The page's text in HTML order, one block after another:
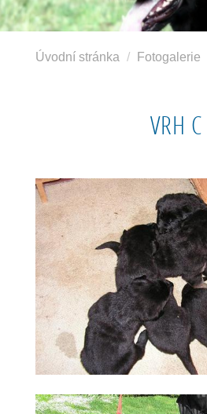
Úvodní stránka Fotogalerie
VRH C